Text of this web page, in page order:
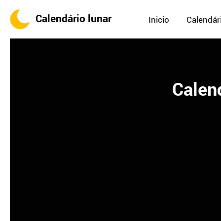
Calendário lunar Inicio